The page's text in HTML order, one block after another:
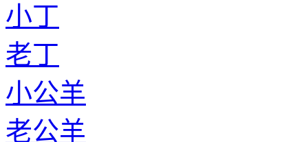
小丁
老丁
小公羊
老公羊